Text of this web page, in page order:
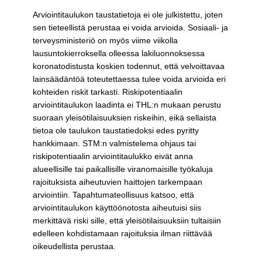
Arviointitaulukon taustatietoja ei ole julkistettu, joten
sen tieteellistä perustaa ei voida arvioida. Sosiaali- ja
terveysministeriö on myös viime viikolla
lausuntokierroksella olleessa lakiluonnoksessa
koronatodistusta koskien todennut, että velvoittavaa
lainsäädäntöä toteutettaessa tulee voida arvioida eri
kohteiden riskit tarkasti. Riskipotentiaalin
arviointitaulukon laadinta ei THL:n mukaan perustu
suoraan yleisötilaisuuksien riskeihin, eikä sellaista
tietoa ole taulukon taustatiedoksi edes pyritty
hankkimaan. STM:n valmistelema ohjaus tai
riskipotentiaalin arviointitaulukko eivät anna
alueellisille tai paikallisille viranomaisille työkaluja
rajoituksista aiheutuvien haittojen tarkempaan
arviointiin. Tapahtumateollisuus katsoo, että
arviointitaulukon käyttöönotosta aiheutuisi siis
merkittävä riski sille, että yleisötilaisuuksiin tultaisiin
edelleen kohdistamaan rajoituksia ilman riittävää
oikeudellista perustaa.